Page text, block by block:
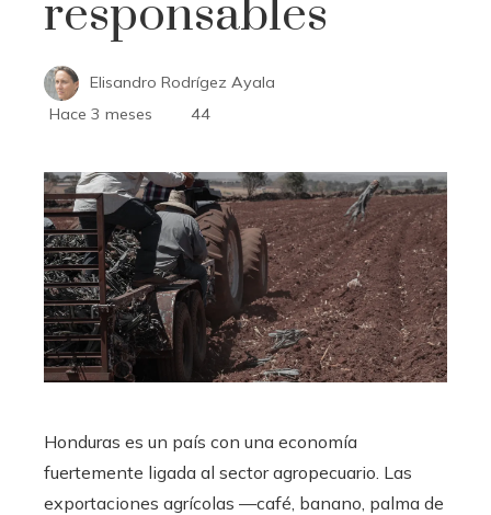
responsables
Elisandro Rodrígez Ayala
Hace 3 meses
44
Honduras es un país con una economía
fuertemente ligada al sector agropecuario. Las
exportaciones agrícolas —café, banano, palma de